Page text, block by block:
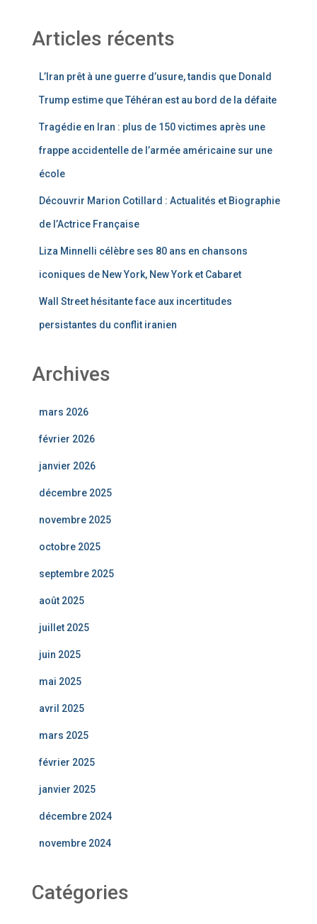
Articles récents
L’Iran prêt à une guerre d’usure, tandis que Donald
Trump estime que Téhéran est au bord de la défaite
Tragédie en Iran : plus de 150 victimes après une
frappe accidentelle de l’armée américaine sur une
école
Découvrir Marion Cotillard : Actualités et Biographie
de l’Actrice Française
Liza Minnelli célèbre ses 80 ans en chansons
iconiques de New York, New York et Cabaret
Wall Street hésitante face aux incertitudes
persistantes du conflit iranien
Archives
mars 2026
février 2026
janvier 2026
décembre 2025
novembre 2025
octobre 2025
septembre 2025
août 2025
juillet 2025
juin 2025
mai 2025
avril 2025
mars 2025
février 2025
janvier 2025
décembre 2024
novembre 2024
Catégories